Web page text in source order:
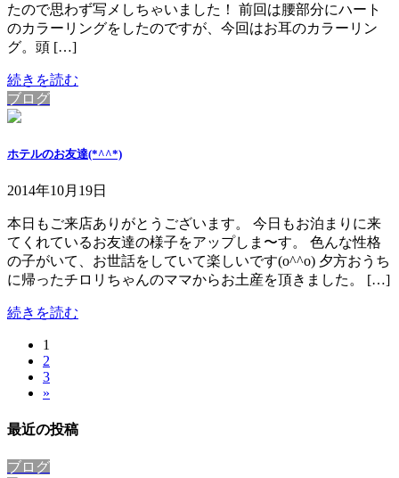
たので思わず写メしちゃいました！ 前回は腰部分にハート
のカラーリングをしたのですが、今回はお耳のカラーリン
グ。頭 […]
続きを読む
ブログ
ホテルのお友達(*^^*)
2014年10月19日
本日もご来店ありがとうございます。 今日もお泊まりに来
てくれているお友達の様子をアップしま〜す。 色んな性格
の子がいて、お世話をしていて楽しいです(o^^o) 夕方おうち
に帰ったチロリちゃんのママからお土産を頂きました。 […]
続きを読む
ペ
ー
固
定
ペ
ー
ジ
1
固
定
ペ
ジ
2
固
定
ー
3
»
最近の投稿
ブログ